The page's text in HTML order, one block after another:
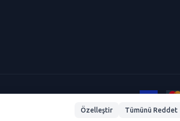
Özelleştir Tümünü Reddet